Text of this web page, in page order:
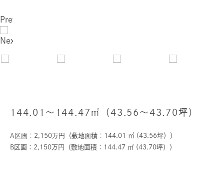
Previous
Next
144.01～144.47㎡（43.56～43.70坪）
A区画：2,150万円（敷地面積：144.01 ㎡ (43.56坪））
B区画：2,150万円（敷地面積：144.47 ㎡ (43.70坪））